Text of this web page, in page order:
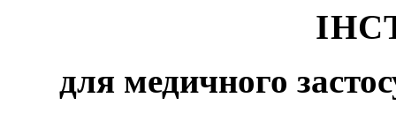
для медичного